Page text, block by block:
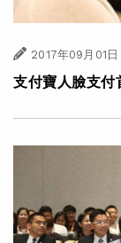
2017年09月01日
支付寶人臉支